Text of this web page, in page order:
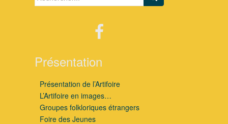
Présentation
Présentation de l’Artifoire
L’Artifoire en images…
Groupes folkloriques étrangers
Foire des Jeunes